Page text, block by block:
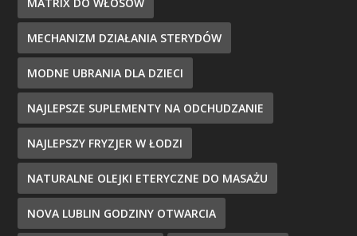
MECHANIZM DZIAŁANIA STERYDÓW
MODNE UBRANIA DLA DZIECI
NAJLEPSZE SUPLEMENTY NA ODCHUDZANIE
NAJLEPSZY FRYZJER W ŁODZI
NATURALNE OLEJKI ETERYCZNE DO MASAŻU
NOVA LUBLIN GODZINY OTWARCIA